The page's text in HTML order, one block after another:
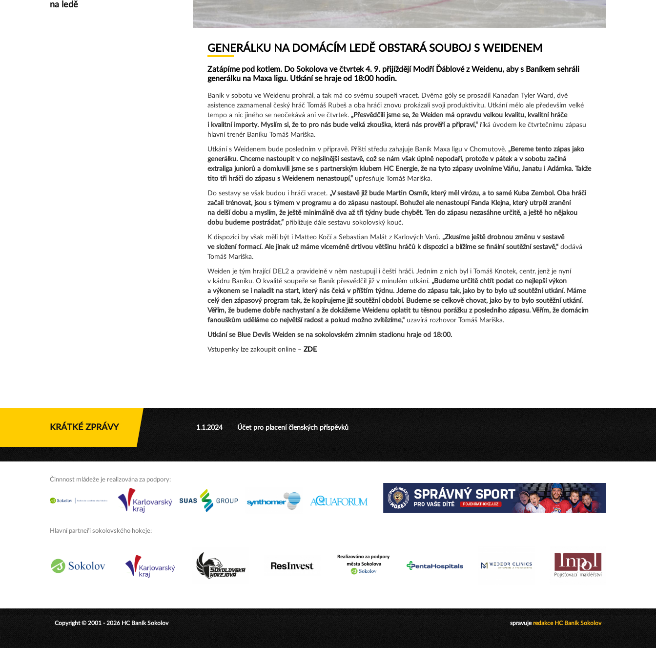
na ledě
GENERÁLKU NA DOMÁCÍM LEDĚ OBSTARÁ SOUBOJ S WEIDENEM
Zatápíme pod kotlem. Do Sokolova ve čtvrtek 4. 9. přijíždějí Modří Ďáblové z Weidenu, aby s Baníkem sehráli
generálku na Maxa ligu. Utkání se hraje od 18:00 hodin.
Baník v sobotu ve Weidenu prohrál, a tak má co svému soupeři vracet. Dvěma góly se prosadil Kanaďan Tyler Ward, dvě
asistence zaznamenal český hráč Tomáš Rubeš a oba hráči znovu prokázali svoji produktivitu. Utkání mělo ale především velké
tempo a nic jiného se neočekává ani ve čtvrtek. „Přesvědčili jsme se, že Weiden má opravdu velkou kvalitu, kvalitní hráče
i kvalitní importy. Myslím si, že to pro nás bude velká zkouška, která nás prověří a připraví,“říká úvodem ke čtvrtečnímu zápasu
hlavní trenér Baníku Tomáš Mariška.
Utkání s Weidenem bude posledním v přípravě. Příští středu zahajuje Baník Maxa ligu v Chomutově. „Bereme tento zápas jako
generálku. Chceme nastoupit v co nejsilnější sestavě, což se nám však úplně nepodaří, protože v pátek a v sobotu začíná
extraliga juniorů a domluvili jsme se s partnerským klubem HC Energie, že na tyto zápasy uvolníme Váňu, Janatu i Adámka. Takže
tito tři hráči do zápasu s Weidenem nenastoupí,“ upřesňuje Tomáš Mariška.
Do sestavy se však budou i hráči vracet. „V sestavě již bude Martin Osmík, který měl virózu, a to samé Kuba Zembol. Oba hráči
začali trénovat, jsou s týmem v programu a do zápasu nastoupí. Bohužel ale nenastoupí Fanda Klejna, který utrpěl zranění
na delší dobu a myslím, že ještě minimálně dva až tři týdny bude chybět. Ten do zápasu nezasáhne určitě, a ještě ho nějakou
dobu budeme postrádat,“přibližuje dále sestavu sokolovský kouč.
K dispozici by však měli být i Matteo Kočí a Sebastian Malát z Karlových Varů. „Zkusíme ještě drobnou změnu v sestavě
ve složení formací. Ale jinak už máme víceméně drtivou většinu hráčů k dispozici a blížíme se finální soutěžní sestavě,“ dodává
Tomáš Mariška.
Weiden je tým hrající DEL2 a pravidelně v něm nastupují i čeští hráči. Jedním z nich byl i Tomáš Knotek, centr, jenž je nyní
v kádru Baníku. O kvalitě soupeře se Baník přesvědčil již v minulém utkání. „Budeme určitě chtít podat co nejlepší výkon
a výkonem se i naladit na start, který nás čeká v příštím týdnu. Jdeme do zápasu tak, jako by to bylo už soutěžní utkání. Máme
celý den zápasový program tak, že kopírujeme již soutěžní období. Budeme se celkově chovat, jako by to bylo soutěžní utkání.
Věřím, že budeme dobře nachystaní a že dokážeme Weidenu oplatit tu těsnou porážku z posledního zápasu. Věřím, že domácím
fanouškům uděláme co největší radost a pokud možno zvítězíme,“ uzavírá rozhovor Tomáš Mariška.
Utkání se Blue Devils Weiden se na sokolovském zimním stadionu hraje od 18:00.
Vstupenky lze zakoupit online – ZDE
KRÁTKÉ ZPRÁVY 1.1.2024 Účet pro placení členských příspěvků
Činnnost mládeže je realizována za podpory:
Hlavní partneři sokolovského hokeje:
Copyright © 2001 - 2026 HC Baník Sokolov spravujeredakce HC Baník Sokolov